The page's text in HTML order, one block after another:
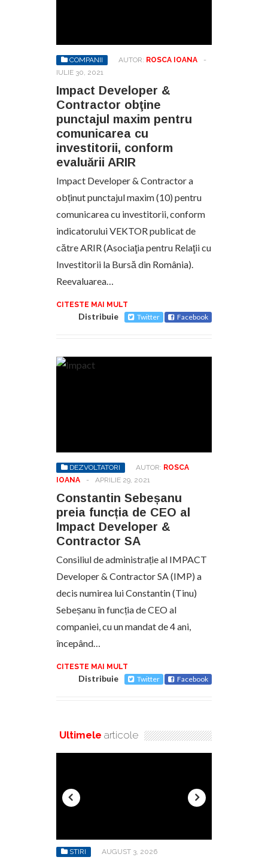
COMPANII AUTOR: ROSCA IOANA
-
IULIE 30, 2021
Impact Developer &
Contractor obţine
punctajul maxim pentru
comunicarea cu
investitorii, conform
evaluării ARIR
Impact Developer & Contractor a
obținut punctajul maxim (10) pentru
comunicarea cu investitorii, conform
indicatorului VEKTOR publicat de
către ARIR (Asociaţia pentru Relaţii cu
Investitorii la Bursă din România).
Reevaluarea…
CITESTE MAI MULT
Distribuie Twitter Facebook
DEZVOLTATORI AUTOR: ROSCA
IOANA
- APRILIE 29, 2021
Constantin Sebeșanu
preia funcția de CEO al
Impact Developer &
Contractor SA
Consiliul de administrație al IMPACT
Developer & Contractor SA (IMP) a
decis numirea lui Constantin (Tinu)
Sebeșanu în funcția de CEO al
companiei, cu un mandat de 4 ani,
începând…
CITESTE MAI MULT
Distribuie Twitter Facebook
Ultimele articole
STIRI AUGUST 3, 2026